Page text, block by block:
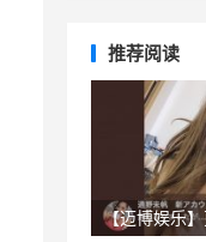
推荐阅读
【迈博娱乐